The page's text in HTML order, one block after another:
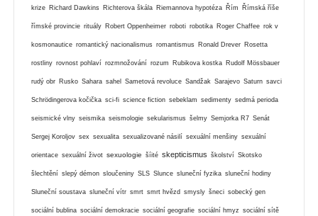
krize Richard Dawkins Richterova škála Riemannova hypotéza Řím Římská říše
římské provincie rituály Robert Oppenheimer roboti robotika Roger Chaffee rok v
kosmonautice romantický nacionalismus romantismus Ronald Drever Rosetta
rostliny rovnost pohlaví rozmnožování rozum Rubikova kostka Rudolf Mössbauer
rudý obr Rusko Sahara sahel Sametová revoluce Sandžak Sarajevo Saturn savci
Schrödingerova kočička sci-fi science fiction sebeklam sedimenty sedmá perioda
seismické vlny seismika seismologie sekularismus šelmy Semjorka R7 Senát
Sergej Koroljov sex sexualita sexualizované násilí sexuální menšiny sexuální
orientace sexuální život sexuologie šíité skepticismus školství Skotsko
šlechtění slepý démon sloučeniny SLS Slunce sluneční fyzika sluneční hodiny
Sluneční soustava sluneční vítr smrt smrt hvězd smysly šneci sobecký gen
sociální bublina sociální demokracie sociální geografie sociální hmyz sociální sítě